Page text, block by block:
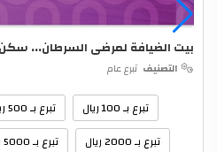
بيت الضيافة لمرضى السرطان...
التصنيف تبرع عام
تبرع بـ 100 ريال تبرع بـ 500 ريال
تبرع بـ 2000 ريال
تبرع بـ 5000 ريال